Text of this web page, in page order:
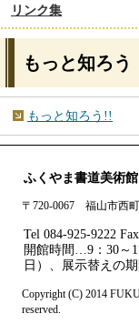
リンク集
もっと知ろう
もっと知ろう!!
ふくやま書道美術館
〒720-0067 福山市西
Tel 084-925-9222
開館時間…9：30～
日）、展示替えの期
Copyright (C) 2014
reserved.